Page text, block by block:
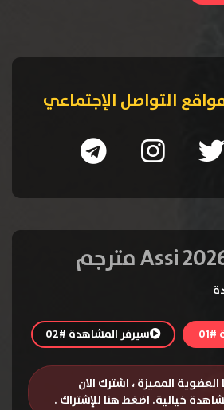
التواصل الإجتماعي
سيرفر المشاهدة #02
العضوية المميزة ، اشترك الان
خيالية. اضغط هنا للإشتراك .